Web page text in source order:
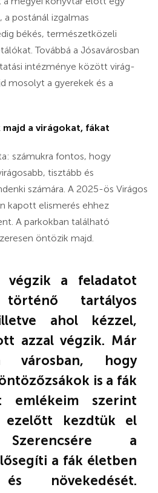
a postánál izgalmas
békés, természetközeli
Továbbá a Jósavárosban
intézménye között virág-
mosolyt a gyerekek és a
a virágokat, fákat
számukra fontos, hogy
tisztább és
számára. A 2025-ös Virágos
kapott elismerés ehhez
A parkokban található
öntözik majd.
végzik a feladatot
történő tartályos
ahol kézzel,
azzal végzik. Már
városban, hogy
is a fák
emlékeim szerint
ezelőtt kezdtük el
Szerencsére a
a fák életben
növekedését.